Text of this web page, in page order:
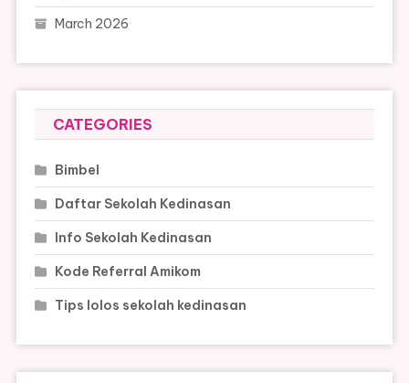
March 2026
CATEGORIES
Bimbel
Daftar Sekolah Kedinasan
Info Sekolah Kedinasan
Kode Referral Amikom
Tips lolos sekolah kedinasan